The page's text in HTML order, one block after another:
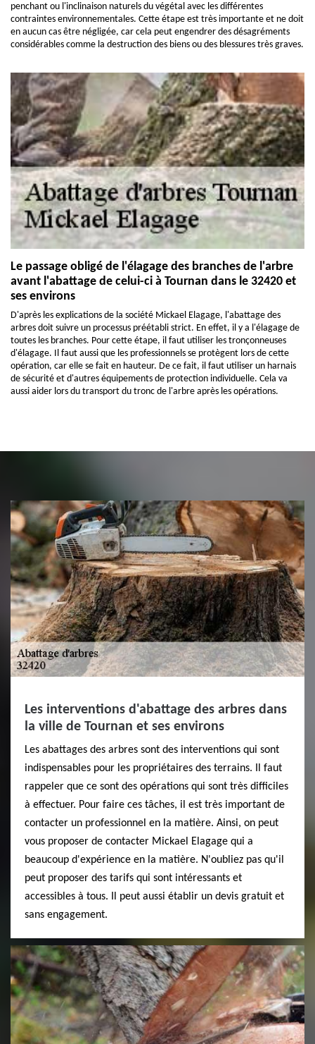
penchant ou l'inclinaison naturels du végétal avec les différentes
contraintes environnementales. Cette étape est très importante et ne doit
en aucun cas être négligée, car cela peut engendrer des désagréments
considérables comme la destruction des biens ou des blessures très graves.
Le passage obligé de l'élagage des branches de l'arbre
avant l'abattage de celui-ci à Tournan dans le 32420 et
ses environs
D'après les explications de la société Mickael Elagage, l'abattage des
arbres doit suivre un processus préétabli strict. En effet, il y a l'élagage de
toutes les branches. Pour cette étape, il faut utiliser les tronçonneuses
d'élagage. Il faut aussi que les professionnels se protègent lors de cette
opération, car elle se fait en hauteur. De ce fait, il faut utiliser un harnais
de sécurité et d'autres équipements de protection individuelle. Cela va
aussi aider lors du transport du tronc de l'arbre après les opérations.
Les interventions d'abattage des arbres dans
la ville de Tournan et ses environs
Les abattages des arbres sont des interventions qui sont
indispensables pour les propriétaires des terrains. Il faut
rappeler que ce sont des opérations qui sont très difficiles
à effectuer. Pour faire ces tâches, il est très important de
contacter un professionnel en la matière. Ainsi, on peut
vous proposer de contacter Mickael Elagage qui a
beaucoup d'expérience en la matière. N'oubliez pas qu'il
peut proposer des tarifs qui sont intéressants et
accessibles à tous. Il peut aussi établir un devis gratuit et
sans engagement.